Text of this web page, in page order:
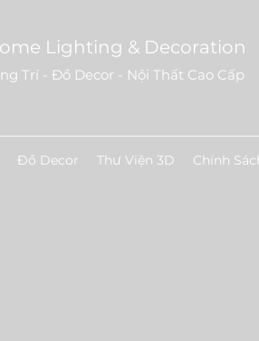
Lighting & Decoration
Trí - Đồ Decor - Nội Thất Cao Cấp
Đồ Decor Thư Viện 3D Chính